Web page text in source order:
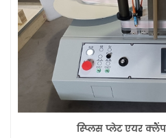
स्प्लिस प्लेट एयर क्लैंप